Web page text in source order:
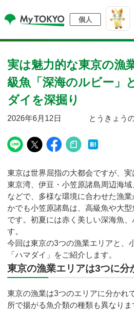
個人
実は魅力的な東京の漁
級魚「深海のルビー」
ダイを深掘り
2026年6月12日 とうきょう
東京は世界屈指の大都会ですが、実
東京湾、伊豆・小笠原諸島周辺海域
などで、多様な環境に合わせた漁
かでも小笠原諸島は、高級魚や大
です。初夏には赤く美しい深海魚
す。
今回は東京の3つの漁業エリアと、
「ハマダイ」をご紹介します。
東京の漁業エリアは3つに分
東京の漁業は3つのエリアに分かれ
所で揚がる魚介類の種類も異なりま